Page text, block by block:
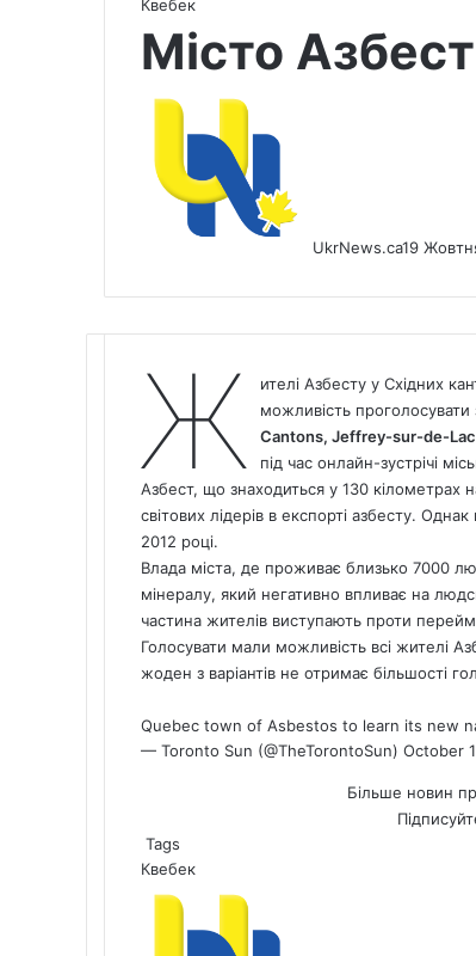
Квебек
Місто
UkrNews.ca19
Ж
ителі Азбесту у Східних
можливість проголосувати
Cantons, Jeffrey-sur-de-
під час онлайн-зустрічі
Азбест, що знаходиться у 130 кілометрах
світових лідерів в експорті азбесту.
2012 році.
Влада міста, де проживає близько 7000
мінералу, який негативно впливає на
частина жителів виступають проти
Голосувати мали можливість всі жителі
жоден з варіантів не отримає більшості
Quebec town of Asbestos to learn its new
— Toronto Sun (@TheTorontoSun) October
Більше новин
Tags
Квебек